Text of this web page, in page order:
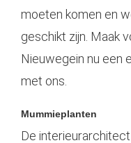
moeten komen en
geschikt zijn. Maak
Nieuwegein nu een
met ons.
Mummieplanten
De